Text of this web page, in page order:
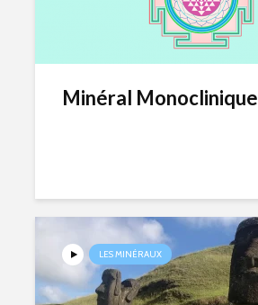
Minéral Monoclinique
LES MINÉRAUX